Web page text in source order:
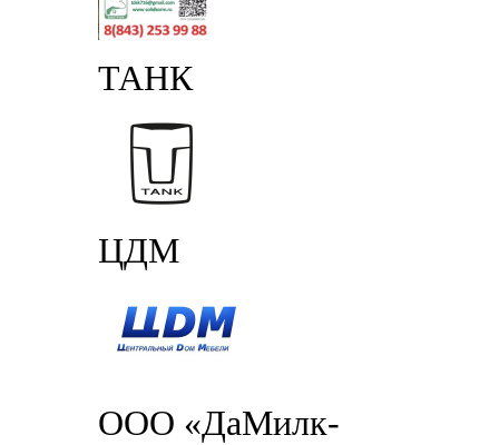
ТАНК
ЦДМ
ООО «ДаМилк-